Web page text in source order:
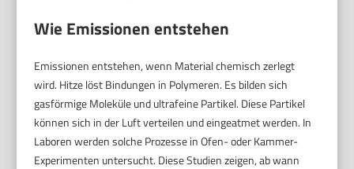
Wie Emissionen entstehen
Emissionen entstehen, wenn Material chemisch zerlegt
wird. Hitze löst Bindungen in Polymeren. Es bilden sich
gasförmige Moleküle und ultrafeine Partikel. Diese Partikel
können sich in der Luft verteilen und eingeatmet werden. In
Laboren werden solche Prozesse in Ofen- oder Kammer-
Experimenten untersucht. Diese Studien zeigen, ab wann